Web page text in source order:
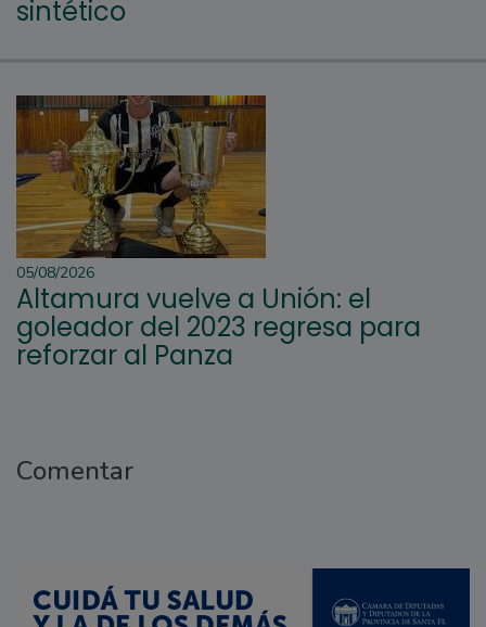
sintético
05/08/2026
Altamura vuelve a Unión: el
goleador del 2023 regresa para
reforzar al Panza
Comentar